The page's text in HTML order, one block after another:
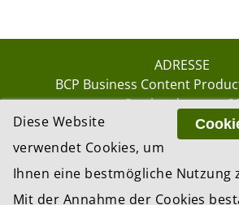
ADRESSE
BCP Business Content
Gotthardstrasse
8002 Zürich
Diese Website
verwendet Cookies, um
Ihnen eine bestmögliche Nutzung
Mit der Annahme der Cookies